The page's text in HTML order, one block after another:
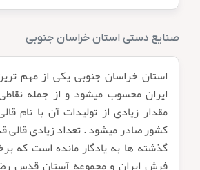
صنایع دستی استان خراسان جنوبی
استان خراسان جنوبى يكى از مهم
ايران محسوب میشود و از جمله
مقدار زيادى از توليدات آن با نام
كشور صادر میشود . تعداد زيادى قالى
گذشته ها به يادگار مانده است كه